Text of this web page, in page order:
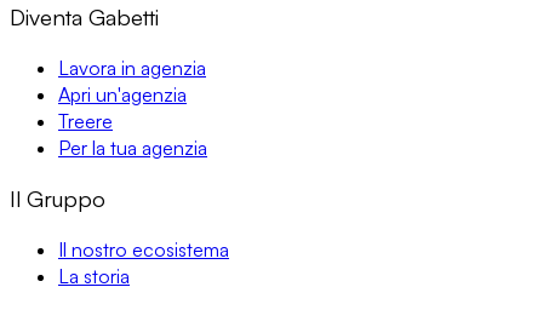
Diventa Gabetti
Lavora in agenzia
Apri un'agenzia
Treere
Per la tua agenzia
Il Gruppo
Il nostro ecosistema
La storia